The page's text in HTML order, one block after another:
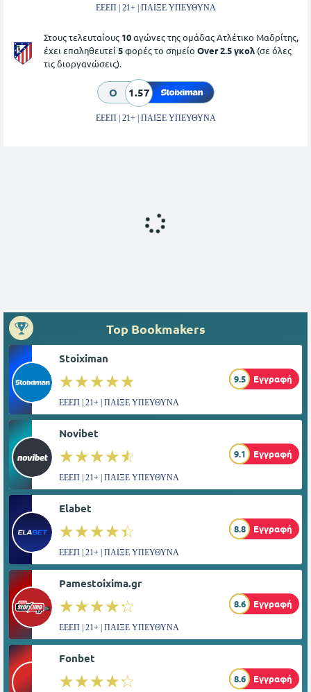
ΕΕΕΠ | 21+ | ΠΑΙΞΕ ΥΠΕΥΘΥΝΑ
Στους τελευταίους 10αγώνες της ομάδας Ατλέτικο Μαδρίτης,
έχει επαληθευτεί 5φορές το σημείο Over 2.5 γκολ (σε όλες
τις διοργανώσεις).
O 1.57
ΕΕΕΠ | 21+ | ΠΑΙΞΕ ΥΠΕΥΘΥΝΑ
Top Bookmakers
Stoiximan
☆☆☆☆☆
★★★★★ 9.5 Εγγραφή
ΕΕΕΠ | 21+ | ΠΑΙΞΕ ΥΠΕΥΘΥΝΑ
Novibet
☆☆☆☆☆
★★★★★ 9.1 Εγγραφή
ΕΕΕΠ | 21+ | ΠΑΙΞΕ ΥΠΕΥΘΥΝΑ
Elabet
☆☆☆☆☆
★★★★★ 8.8 Εγγραφή
ΕΕΕΠ | 21+ | ΠΑΙΞΕ ΥΠΕΥΘΥΝΑ
Pamestoixima.gr
☆☆☆☆☆
★★★★★ 8.6 Εγγραφή
ΕΕΕΠ | 21+ | ΠΑΙΞΕ ΥΠΕΥΘΥΝΑ
Fonbet
☆☆☆☆☆
★★★★★ 8.6 Εγγραφή